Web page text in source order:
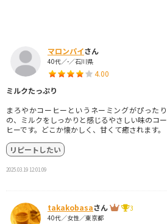
マロンパイさん
40代／-／石川県
4.00
ミルクたっぷり
まろやかコーヒーというネーミングがぴったり
の、ミルクをしっかりと感じるやさしい味のコー
ヒーです。どこか懐かしく、甘くて癒されます。
リピートしたい
2025.03.19 12:01:09
takakobasaさん
3
40代／女性／東京都